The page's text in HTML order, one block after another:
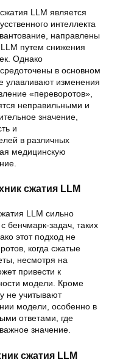
LLM является
интеллекта
направлены
путем снижения
Однако
в основном
улавливают изменения
«переворотов»,
неправильными и
значение,
и
в различных
медицинскую
сжатия LLM
LLM сильно
бенчмарк-задач, таких
этот подход не
когда сжатые
несмотря на
привести к
модели. Кроме
не учитывают
модели, особенно в
ответами, где
значение.
сжатия LLM